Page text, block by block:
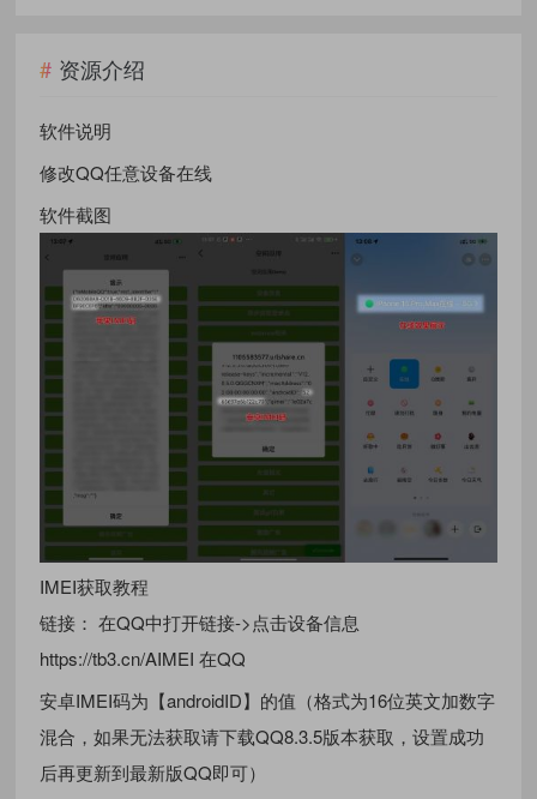
资源介绍
软件说明
修改QQ任意设备在线
软件截图
IMEI获取教程
链接： 在QQ中打开链接->点击设备信息
https://tb3.cn/AIMEI 在QQ
安卓IMEI码为【androidID】的值（格式为16位英文加数字
混合，如果无法获取请下载QQ8.3.5版本获取，设置成功
后再更新到最新版QQ即可）